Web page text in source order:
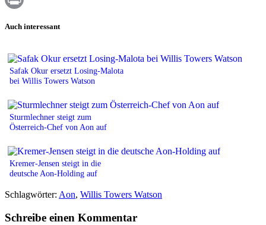
Auch interessant
Safak Okur ersetzt Losing-Malota
bei Willis Towers Watson
Sturmlechner steigt zum
Österreich-Chef von Aon auf
Kremer-Jensen steigt in die
deutsche Aon-Holding auf
Schlagwörter: Aon, Willis Towers Watson
Schreibe einen Kommentar